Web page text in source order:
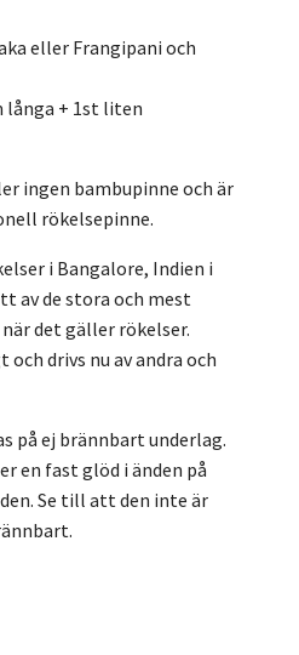
eller Frangipani och
långa + 1st liten
ingen bambupinne och är
rökelsepinne.
i Bangalore, Indien i
av de stora och mest
det gäller rökelser.
drivs nu av andra och
på ej brännbart underlag.
en fast glöd i änden på
Se till att den inte är